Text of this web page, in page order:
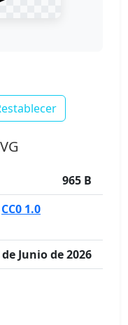
965 B
CC0 1.0
de Junio de 2026